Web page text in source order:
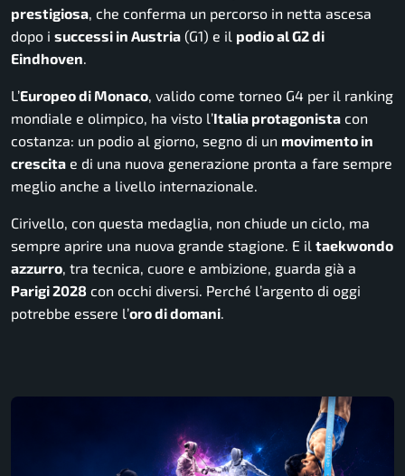
prestigiosa, che conferma un percorso in netta ascesa
dopo i successi in Austria (G1) e il podio al G2 di
Eindhoven.
L’Europeo di Monaco, valido come torneo G4 per il ranking
mondiale e olimpico, ha visto l’Italia protagonista con
costanza: un podio al giorno, segno di un movimento in
crescita e di una nuova generazione pronta a fare sempre
meglio anche a livello internazionale.
Cirivello, con questa medaglia, non chiude un ciclo, ma
sempre aprire una nuova grande stagione. E il taekwondo
azzurro, tra tecnica, cuore e ambizione, guarda già a
Parigi 2028 con occhi diversi. Perché l’argento di oggi
potrebbe essere l’oro di domani.